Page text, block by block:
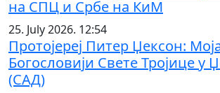
на СПЦ и Србе на КиМ
25. July 2026. 12:54
Протојереј Питер Џексон:
Богословији Свете Тројице у
(САД)